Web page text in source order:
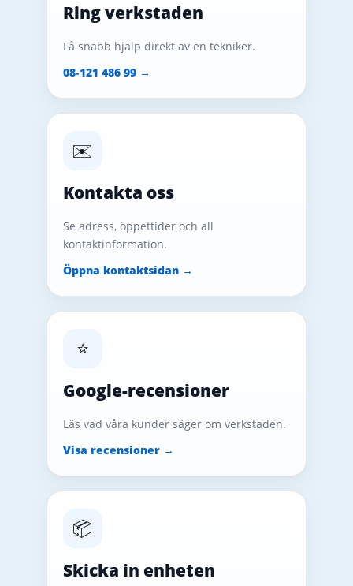
Ring verkstaden
Få snabb hjälp direkt av en tekniker.
08‑121 486 99 →
✉️
Kontakta oss
Se adress, öppettider och all
kontaktinformation.
Öppna kontaktsidan →
⭐
Google-recensioner
Läs vad våra kunder säger om verkstaden.
Visa recensioner →
📦
Skicka in enheten